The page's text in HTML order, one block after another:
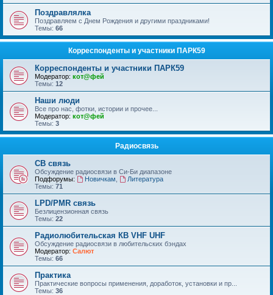
Поздравлялка
Поздравляем с Днем Рождения и другими праздниками!
Темы: 66
Корреспонденты и участники ПАРК59
Корреспонденты и участники ПАРК59
Модератор: кот@фей
Темы: 12
Наши люди
Все про нас, фотки, истории и прочее...
Модератор: кот@фей
Темы: 3
Радиосвязь
СВ связь
Обсуждение радиосвязи в Си-Би диапазоне
Подфорумы:
Новичкам
Литература
Темы: 71
LPD/PMR связь
Безлицензионная связь
Темы: 22
Радиолюбительская КВ VHF UHF
Обсуждение радиосвязи в любительских бэндах
Модератор: Салют
Темы: 66
Практика
Практические вопросы применения, доработок, установки и пр...
Темы: 36